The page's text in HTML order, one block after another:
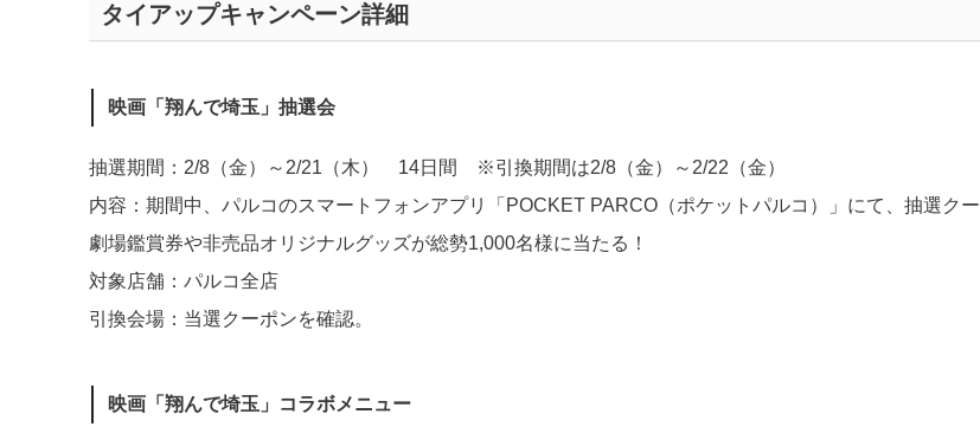
タイアップキャンペーン詳細
映画「翔んで埼玉」抽選会
抽選期間：2/8（金）～2/21（木） 14日間 ※引換期間は2/8（金）～2/22（金）
内容：期間中、パルコのスマートフォンアプリ「POCKET PARCO（ポケットパルコ）」にて、抽選クー
劇場鑑賞券や非売品オリジナルグッズが総勢1,000名様に当たる！
対象店舗：パルコ全店
引換会場：当選クーポンを確認。
映画「翔んで埼玉」コラボメニュー